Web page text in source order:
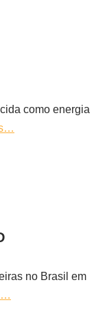
como energia
no Brasil em